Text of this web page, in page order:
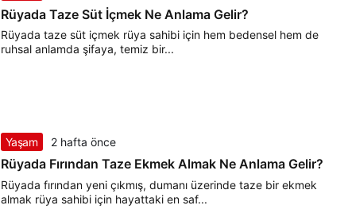
Rüyada Taze Süt İçmek Ne Anlama Gelir?
Rüyada taze süt içmek rüya sahibi için hem bedensel hem de
ruhsal anlamda şifaya, temiz bir...
Yaşam 2 hafta önce
Rüyada Fırından Taze Ekmek Almak Ne Anlama Gelir?
Rüyada fırından yeni çıkmış, dumanı üzerinde taze bir ekmek
almak rüya sahibi için hayattaki en saf...